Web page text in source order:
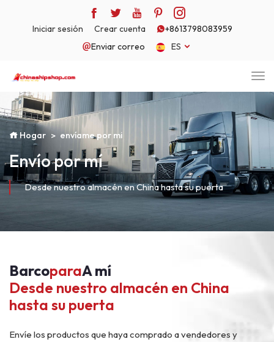
Iniciar sesión Crear cuenta
+8613798083959
Enviar correo
ES
Hogar envíame por mi
Envío por mí
Desde nuestro almacén en China hasta su puerta
BarcoparaA mí
Desde nuestro almacén en China
hasta su puerta
Envíe los productos que haya comprado a vendedores y